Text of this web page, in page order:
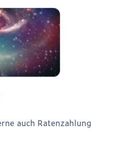
auch Ratenzahlung